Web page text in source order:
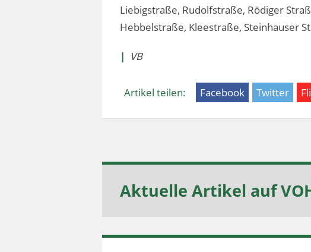
Liebigstraße, Rudolfstraße, Rödiger
Hebbelstraße, Kleestraße, Steinhauser
| VB
Artikel teilen: Facebook Twitter
Aktuelle Artikel auf